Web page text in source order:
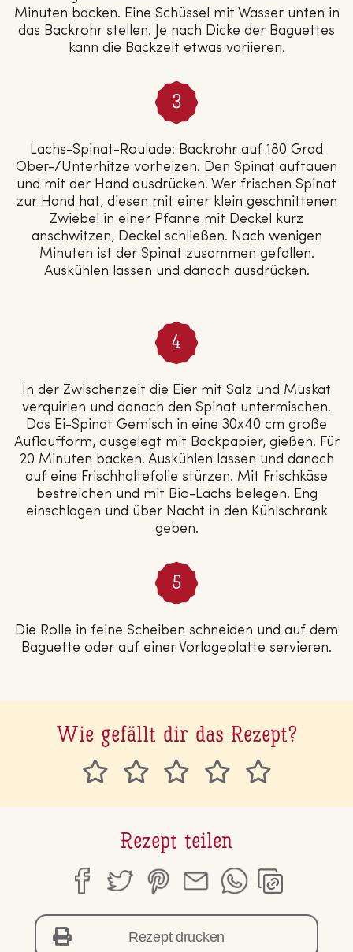
Minuten backen. Eine Schüssel mit Wasser unten in
das Backrohr stellen. Je nach Dicke der Baguettes
kann die Backzeit etwas variieren.
Lachs-Spinat-Roulade: Backrohr auf 180 Grad
Ober-/Unterhitze vorheizen. Den Spinat auftauen
und mit der Hand ausdrücken. Wer frischen Spinat
zur Hand hat, diesen mit einer klein geschnittenen
Zwiebel in einer Pfanne mit Deckel kurz
anschwitzen, Deckel schließen. Nach wenigen
Minuten ist der Spinat zusammen gefallen.
Auskühlen lassen und danach ausdrücken.
In der Zwischenzeit die Eier mit Salz und Muskat
verquirlen und danach den Spinat untermischen.
Das Ei-Spinat Gemisch in eine 30x40 cm große
Auflaufform, ausgelegt mit Backpapier, gießen. Für
20 Minuten backen. Auskühlen lassen und danach
auf eine Frischhaltefolie stürzen. Mit Frischkäse
bestreichen und mit Bio-Lachs belegen. Eng
einschlagen und über Nacht in den Kühlschrank
geben.
Die Rolle in feine Scheiben schneiden und auf dem
Baguette oder auf einer Vorlageplatte servieren.
Wie gefällt dir das Rezept?
Rezept teilen
Rezept drucken